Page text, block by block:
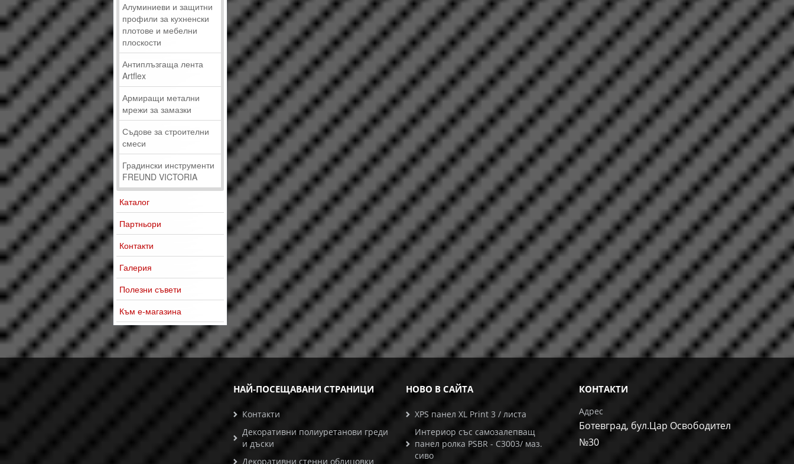
Алуминиеви и защитни
профили за кухненски
плотове и мебелни
плоскости
Антиплъзгаща лента
Artflex
Армиращи метални
мрежи за замазки
Съдове за строителни
смеси
Градински инструменти
FREUND VICTORIA
Каталог
Партньори
Контакти
Галерия
Полезни съвети
Към е-магазина
НАЙ-ПОСЕЩАВАНИ СТРАНИЦИ
Контакти
Декоративни полиуретанови греди
и дъски
Декоративни стенни облицовки
НОВО В САЙТА
XPS панел XL Print 3 / листа
Интериор със самозалепващ
панел ролка PSBR - C3003/ маз.
сиво
КОНТАКТИ
Адрес
Ботевград, бул.Цар Освободител
№30